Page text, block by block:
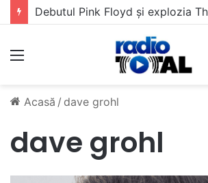
Debutul Pink Floyd și explozia
Meniu
Acasă / dave grohl
dave grohl